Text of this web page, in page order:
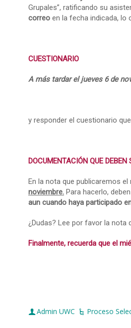
Grupales”, ratificando su
correo en la fecha indicada,
CUESTIONARIO
A más tardar el jueves 6 de
y responder el cuestionario
DOCUMENTACIÓN QUE
En la nota que publicaremos
noviembre. Para hacerlo,
aun cuando haya participado
¿Dudas? Lee por favor la nota
Finalmente, recuerda que el
Admin UWC Proceso